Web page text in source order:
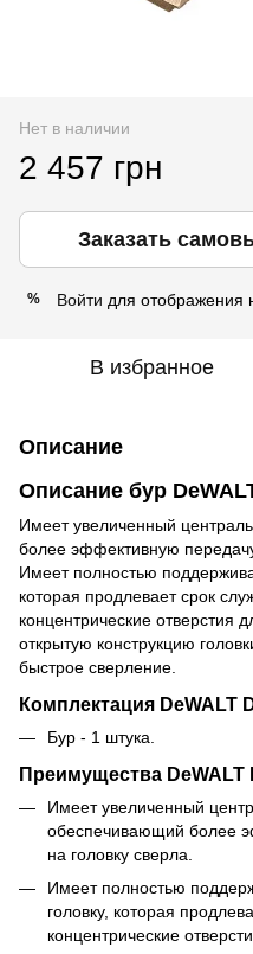
Нет в наличии
2 457 грн
Заказать
% Войти для отображения
В избранное
Описание
Описание бур
Имеет увеличенный
более эффективную
Имеет полностью
которая продлевает срок
концентрические
открытую конструкцию
быстрое сверление.
Комплектация DeWALT
Бур - 1 штука.
Преимущества DeWALT
Имеет увеличенный
обеспечивающий более
на головку сверла.
Имеет полностью
головку, которая
концентрические